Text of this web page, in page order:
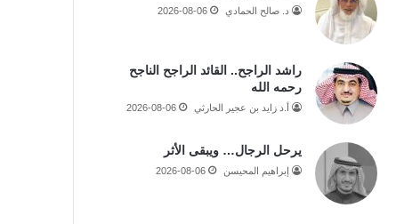
د. صالح الحمادي 2026-08-06
راشد الراجح.. القائد الراجح الناجح
رحمه الله
أ.د زايد بن عجير الحارثي 2026-08-06
يرحل الرجال… ويبقى الأثر
إبراهيم المحيسن 2026-08-06